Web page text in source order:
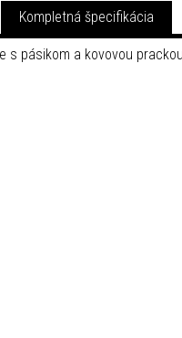
Kompletná špecifikácia
s pásikom a kovovou